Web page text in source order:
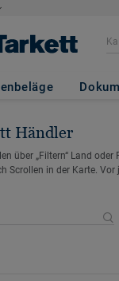
Händler
über „Filtern“ Land oder
Scrollen in der Karte. Vor